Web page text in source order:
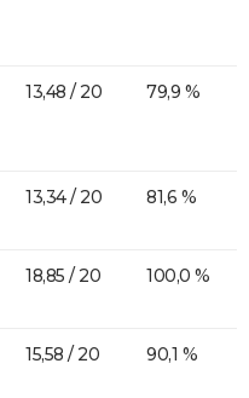
13,48 / 20 79,9 %
13,34 / 20 81,6 %
18,85 / 20 100,0 %
15,58 / 20 90,1 %